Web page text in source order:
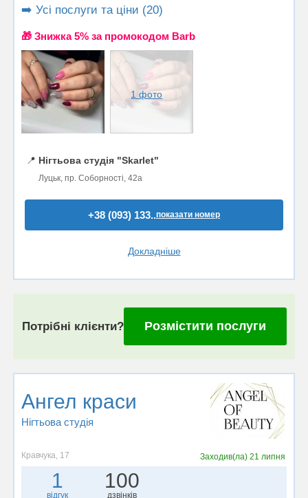
➡️ Усі послуги та ціни (20)
🎁 Знижка 5% за промокодом Barb
1 фото
📍 Нігтьова студія "Skarlet"
Луцьк, пр. Соборності, 42а
+38 (093) 133..показати номер
Докладніше
Потрібні клієнти? Розмістити послуги
Ангел краси
Нігтьова студія
Кравчука, 17 Заходив(ла) 21 липня
1
відгук
100
дзвінків